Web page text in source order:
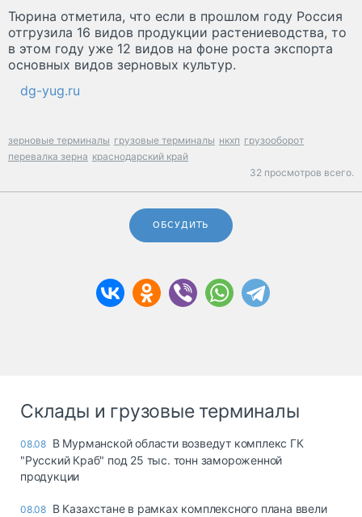
Тюрина отметила, что если в прошлом году Россия
отгрузила 16 видов продукции растениеводства, то
в этом году уже 12 видов на фоне роста экспорта
основных видов зерновых культур.
dg-yug.ru
зерновые терминалы грузовые терминалы нкхп грузооборот
перевалка зерна краснодарский край
32 просмотров всего.
ОБСУДИТЬ
Склады и грузовые терминалы
08.08 В Мурманской области возведут комплекс ГК
"Русский Краб" под 25 тыс. тонн замороженной
продукции
08.08 В Казахстане в рамках комплексного плана ввели